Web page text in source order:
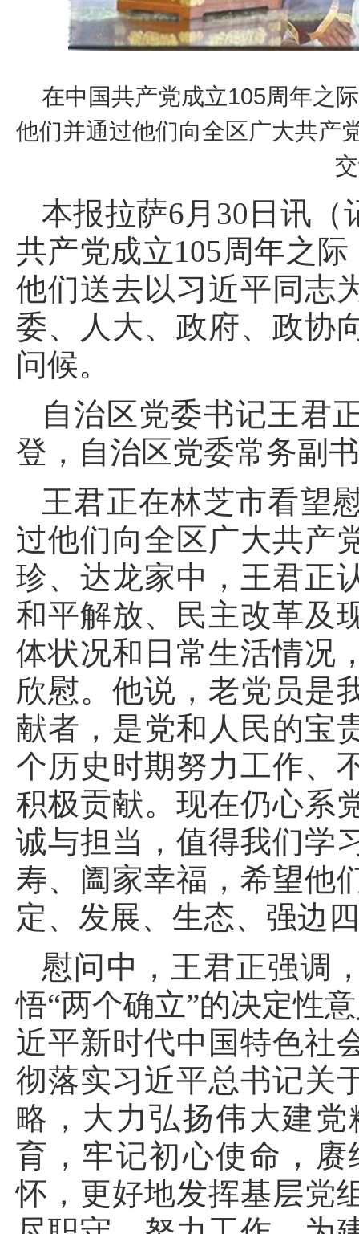
在中国共产党成立105周年之
他们并通过他们向全区广大共产
本报拉萨6月30日讯（
共产党成立105周年之
他们送去以习近平同志
委、人大、政府、政协
问候。
自治区党委书记王君
登，自治区党委常务副
王君正在林芝市看望
过他们向全区广大共产
珍、达龙家中，王君正
和平解放、民主改革及
体状况和日常生活情况
欣慰。他说，老党员是
献者，是党和人民的宝
个历史时期努力工作、
积极贡献。现在仍心系
诚与担当，值得我们学
寿、阖家幸福，希望他
定、发展、生态、强边
慰问中，王君正强调
悟“两个确立”的决定性
近平新时代中国特色社
彻落实习近平总书记关
略，大力弘扬伟大建
育，牢记初心使命，
怀，更好地发挥基层党